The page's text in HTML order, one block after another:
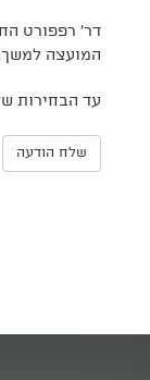
דר' רפפורט
המועצה
עד הבחירות של
שלח הודעה